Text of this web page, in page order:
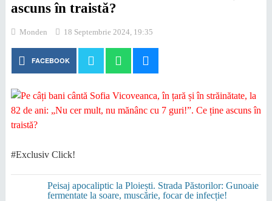
ascuns în traistă?
Monden 18 Septembrie 2024, 19:35
FACEBOOK
#Exclusiv Click!
Peisaj apocaliptic la Ploiești. Strada Păstorilor: Gunoaie
fermentate la soare, muscărie, focar de infecție!